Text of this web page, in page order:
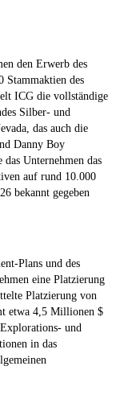
den Erwerb des
Stammaktien des
ICG die vollständige
Silber- und
das auch die
Danny Boy
Unternehmen das
auf rund 10.000
bekannt gegeben
Plans und des
eine Platzierung
Platzierung von
etwa 4,5 Millionen $
und
in das